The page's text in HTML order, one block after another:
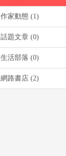
作家動態 (1)
話題文章 (0)
生活部落 (0)
網路書店 (2)